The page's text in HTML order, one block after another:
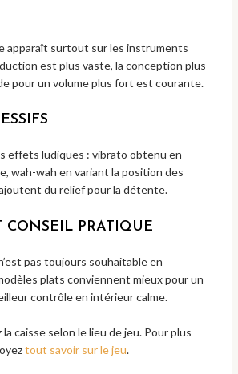
apparaît surtout sur les instruments
est plus vaste, la conception plus
pour un volume plus fort est courante.
effets ludiques : vibrato obtenu en
wah-wah en variant la position des
du relief pour la détente.
CONSEIL PRATIQUE
pas toujours souhaitable en
plats conviennent mieux pour un
contrôle en intérieur calme.
caisse selon le lieu de jeu. Pour plus
tout savoir sur le jeu.